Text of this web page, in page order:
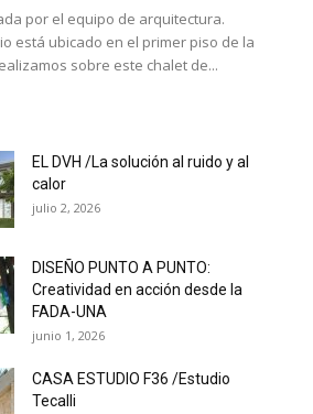
por el equipo de arquitectura.
está ubicado en el primer piso de la
sobre este chalet de...
EL DVH /La solución al ruido y al
calor
julio 2, 2026
DISEÑO PUNTO A PUNTO:
Creatividad en acción desde la
FADA-UNA
junio 1, 2026
CASA ESTUDIO F36 /Estudio
Tecalli